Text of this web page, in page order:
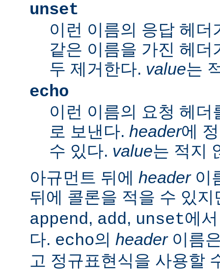
unset
이런 이름의 응답 헤
같은 이름을 가진 헤
두 제거한다. value는
echo
이런 이름의 요청 헤
로 보낸다. header에
수 있다. value는 적지
아규먼트 뒤에 header이
뒤에 콜론을 적을 수 있
append, add, unset에
다. echo의 header이름
고 정규표현식을 사용할